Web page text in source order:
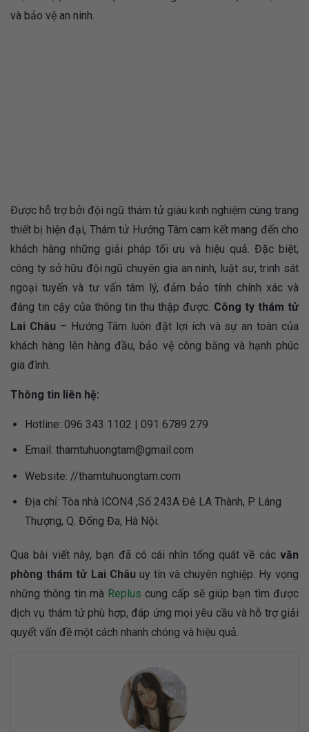
và bảo vệ an ninh.
Được hỗ trợ bởi đội ngũ thám tử giàu kinh nghiệm cùng trang
thiết bị hiện đại, Thám tử Hướng Tâm cam kết mang đến cho
khách hàng những giải pháp tối ưu và hiệu quả. Đặc biệt,
công ty sở hữu đội ngũ chuyên gia an ninh, luật sư, trinh sát
ngoại tuyến và tư vấn tâm lý, đảm bảo tính chính xác và
đáng tin cậy của thông tin thu thập được. Công ty thám tử
Lai Châu – Hướng Tâm luôn đặt lợi ích và sự an toàn của
khách hàng lên hàng đầu, bảo vệ công bằng và hạnh phúc
gia đình.
Thông tin liên hệ:
Hotline: 096 343 1102 | 091 6789 279
Email: thamtuhuongtam@gmail.com
Website: //thamtuhuongtam.com
Địa chỉ: Tòa nhà ICON4 ,Số 243A Đê LA Thành, P. Láng
Thượng, Q. Đống Đa, Hà Nội.
Qua bài viết này, bạn đã có cái nhìn tổng quát về các văn
phòng thám tử Lai Châu uy tín và chuyên nghiệp. Hy vọng
những thông tin mà Replus cung cấp sẽ giúp bạn tìm được
dịch vụ thám tử phù hợp, đáp ứng mọi yêu cầu và hỗ trợ giải
quyết vấn đề một cách nhanh chóng và hiệu quả.